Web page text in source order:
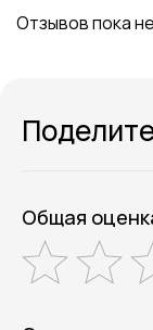
Отзывов пока
Общая